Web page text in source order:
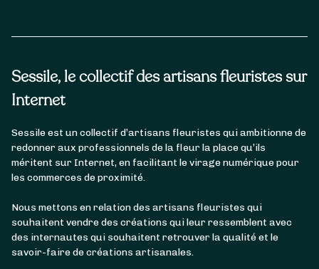
Sessile, le collectif des artisans fleuristes sur
Internet
Sessile est un collectif d’artisans fleuristes qui ambitionne de
redonner aux professionnels de la fleur la place qu’ils
méritent sur Internet, en facilitant le virage numérique pour
les commerces de proximité.
Nous mettons en relation des artisans fleuristes qui
souhaitent vendre des créations qui leur ressemblent avec
des internautes qui souhaitent retrouver la qualité et le
savoir-faire de créations artisanales.